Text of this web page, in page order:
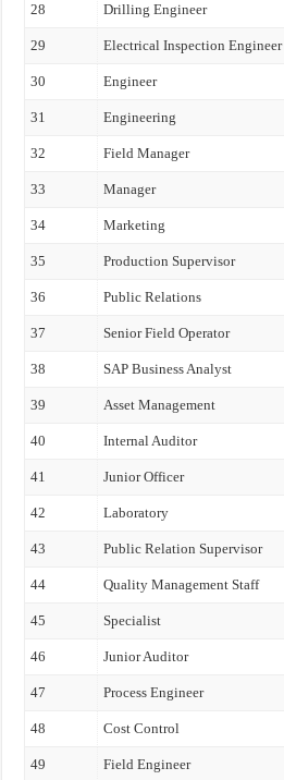
28 Drilling Engineer
29 Electrical Inspection Engineer
30 Engineer
31 Engineering
32 Field Manager
33 Manager
34 Marketing
35 Production Supervisor
36 Public Relations
37 Senior Field Operator
38 SAP Business Analyst
39 Asset Management
40 Internal Auditor
41 Junior Officer
42 Laboratory
43 Public Relation Supervisor
44 Quality Management Staff
45 Specialist
46 Junior Auditor
47 Process Engineer
48 Cost Control
49 Field Engineer